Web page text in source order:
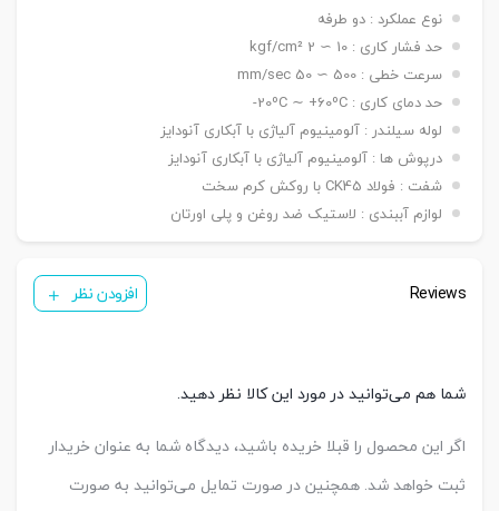
تعداد
سنسور
یک عدد ,دو عدد
کورس قابل
تنظیم
A-25 mmb – B-50 mm – C-50 mm
عرض دهانه
دوشاخه
A=16.5 mm (ø ۵۰ & ø ۶۳ mm) / B=19.5 mm
(ø ۵۰ & ø ۶۳ mm)
نوع عملکرد : دو طرفه
حد فشار کاری : 10 ∼ 2 kgf/cm²
سرعت خطی : 500 ∼ 50 mm/sec
حد دمای کاری : 20ºC ∼ +60ºC-
لوله سیلندر : آلومینیوم آلیاژی با آبکاری آنودایز
درپوش ها : آلومینیوم آلیاژی با آبکاری آنودایز
شفت : فولاد CK45 با روکش کرم سخت
لوازم آببندی : لاستیک ضد روغن و پلی اورتان
Reviews افزودن نظر
شما هم می‌توانید در مورد این کالا نظر دهید.
اگر این محصول را قبلا خریده باشید، دیدگاه شما به عنوان خریدار
ثبت خواهد شد. همچنین در صورت تمایل می‌توانید به صورت